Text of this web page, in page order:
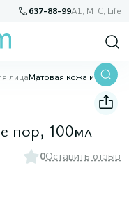
637-88-99A1, МТС, Life
лица Матовая кожа и сужение пор, 100мл
пор, 100мл
0Оставить отзыв